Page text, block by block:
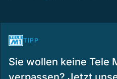
TIPP
Sie wollen keine Tele